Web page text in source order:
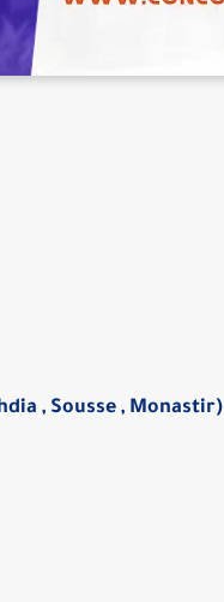
, Sousse , Monastir)